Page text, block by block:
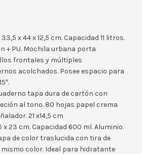
33,5 x 44 x 12,5 cm. Capacidad 11 litros.
+ PU. Mochila urbana porta
frontales y múltiples
acolchados. Posee espacio para
tapa dura de cartón con
al tono. 80 hojas papel crema
21 x14,5 cm
x 23 cm. Capacidad 600 ml. Aluminio.
de color traslucida con tira de
color. Ideal para hidratante